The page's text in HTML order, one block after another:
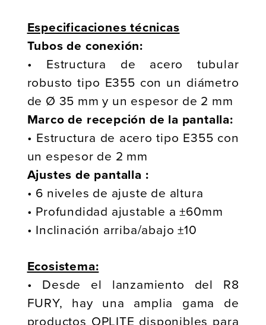
Especificaciones técnicas
Tubos de conexión:
• Estructura de acero tubular
robusto tipo E355 con un diámetro
de Ø 35 mm y un espesor de 2 mm
Marco de recepción de la pantalla:
• Estructura de acero tipo E355 con
un espesor de 2 mm
Ajustes de pantalla :
• 6 niveles de ajuste de altura
• Profundidad ajustable a ±60mm
• Inclinación arriba/abajo ±10
Ecosistema:
• Desde el lanzamiento del R8
FURY, hay una amplia gama de
productos OPLITE disponibles para